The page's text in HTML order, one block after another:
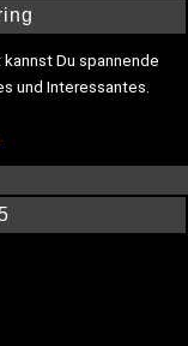
Du spannende
und Interessantes.